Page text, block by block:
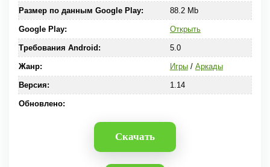
Размер по данным Google Play: 88.2 Mb
Google Play: Открыть
Требования Android: 5.0
Жанр: Игры/ Аркады
Версия: 1.14
Обновлено:
Скачать